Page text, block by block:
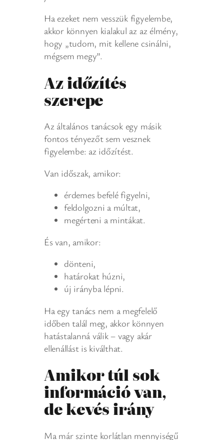
Ha ezeket nem vesszük figyelembe,
akkor könnyen kialakul az az élmény,
hogy „tudom, mit kellene csinálni,
mégsem megy”.
Az időzítés
szerepe
Az általános tanácsok egy másik
fontos tényezőt sem vesznek
figyelembe: az időzítést.
Van időszak, amikor:
érdemes befelé figyelni,
feldolgozni a múltat,
megérteni a mintákat.
És van, amikor:
dönteni,
határokat húzni,
új irányba lépni.
Ha egy tanács nem a megfelelő
időben talál meg, akkor könnyen
hatástalanná válik – vagy akár
ellenállást is kiválthat.
Amikor túl sok
információ van,
de kevés irány
Ma már szinte korlátlan mennyiségű